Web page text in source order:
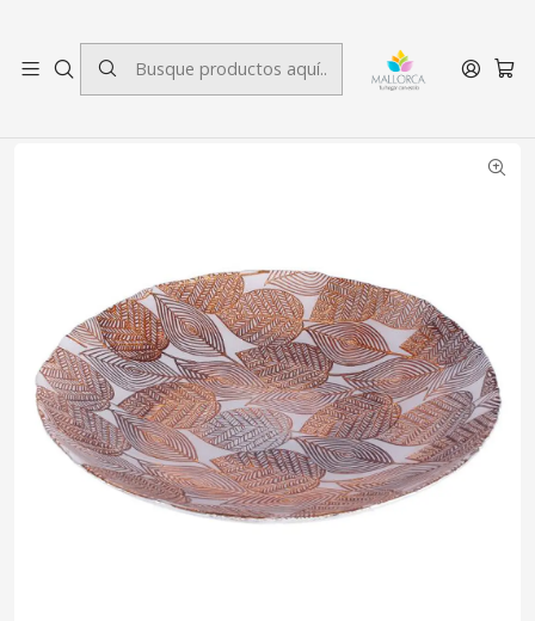
Inicio Decoración Centro de Mesa Centro de Mesa Otoño